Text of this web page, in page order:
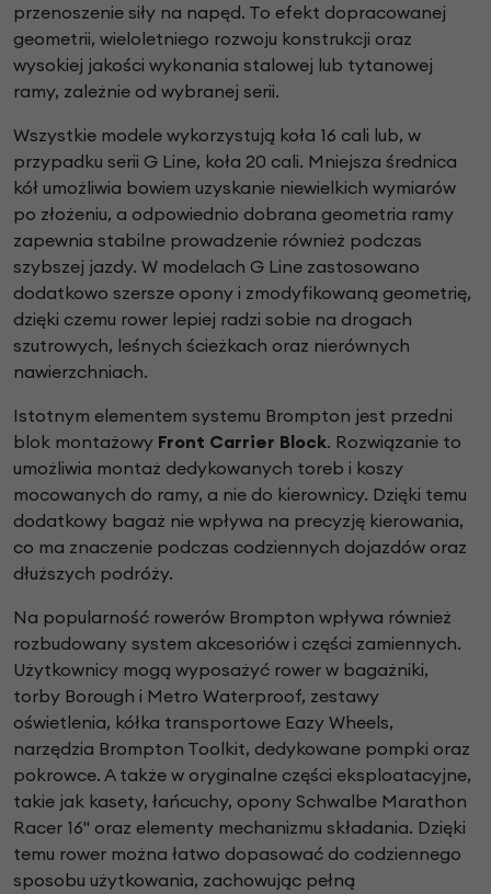
przenoszenie siły na napęd. To efekt dopracowanej
geometrii, wieloletniego rozwoju konstrukcji oraz
wysokiej jakości wykonania stalowej lub tytanowej
ramy, zależnie od wybranej serii.
Wszystkie modele wykorzystują koła 16 cali lub, w
przypadku serii G Line, koła 20 cali. Mniejsza średnica
kół umożliwia bowiem uzyskanie niewielkich wymiarów
po złożeniu, a odpowiednio dobrana geometria ramy
zapewnia stabilne prowadzenie również podczas
szybszej jazdy. W modelach G Line zastosowano
dodatkowo szersze opony i zmodyfikowaną geometrię,
dzięki czemu rower lepiej radzi sobie na drogach
szutrowych, leśnych ścieżkach oraz nierównych
nawierzchniach.
Istotnym elementem systemu Brompton jest przedni
blok montażowy Front Carrier Block. Rozwiązanie to
umożliwia montaż dedykowanych toreb i koszy
mocowanych do ramy, a nie do kierownicy. Dzięki temu
dodatkowy bagaż nie wpływa na precyzję kierowania,
co ma znaczenie podczas codziennych dojazdów oraz
dłuższych podróży.
Na popularność rowerów Brompton wpływa również
rozbudowany system akcesoriów i części zamiennych.
Użytkownicy mogą wyposażyć rower w bagażniki,
torby Borough i Metro Waterproof, zestawy
oświetlenia, kółka transportowe Eazy Wheels,
narzędzia Brompton Toolkit, dedykowane pompki oraz
pokrowce. A także w oryginalne części eksploatacyjne,
takie jak kasety, łańcuchy, opony Schwalbe Marathon
Racer 16" oraz elementy mechanizmu składania. Dzięki
temu rower można łatwo dopasować do codziennego
sposobu użytkowania, zachowując pełną